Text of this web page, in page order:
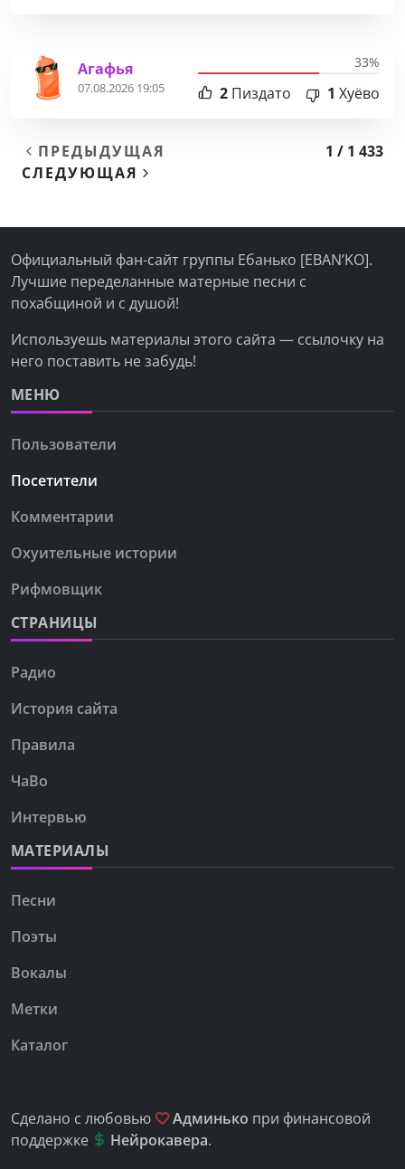
Агафья
07.08.2026 19:05
33%
2 Пиздато 1 Хуёво
ПРЕДЫДУЩАЯ
1 / 1 433
СЛЕДУЮЩАЯ
Официальный фан-сайт группы Ебанько [EBAN’KO].
Лучшие переделанные матерные песни с
похабщиной и с душой!
Используешь материалы этого сайта — ссылочку на
него поставить не забудь!
МЕНЮ
Пользователи
Посетители
Комментарии
Охуительные истории
Рифмовщик
СТРАНИЦЫ
Радио
История сайта
Правила
ЧаВо
Интервью
МАТЕРИАЛЫ
Песни
Поэты
Вокалы
Метки
Каталог
Сделано с любовью Админько при финансовой
поддержке
Нейрокавера.